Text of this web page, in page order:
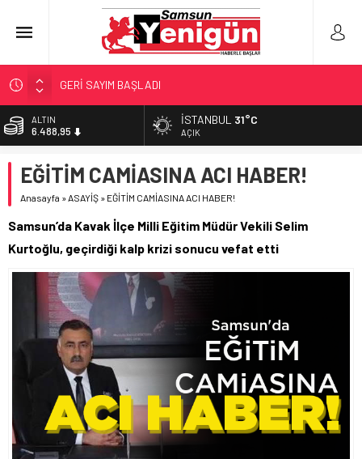
GERİ SAYIM BAŞLADI
SAMSUNSPOR’DA HEDEF 5’İNCİLİK!
‘BAFRA’YA YATIRIM YAPIN!’
YÖNETİCİ SEÇERKEN YAPILAN EN BÜYÜK HATALAR
ALTIN
6.488,95
13.798,82
DOLAR
54,9646
İSTANBUL 31°C
AÇIK
EĞİTİM CAMİASINA ACI HABER!
Anasayfa »ASAYİŞ » EĞİTİM CAMİASINA ACI HABER!
Samsun’da Kavak İlçe Milli Eğitim Müdür Vekili Selim
Kurtoğlu, geçirdiği kalp krizi sonucu vefat etti